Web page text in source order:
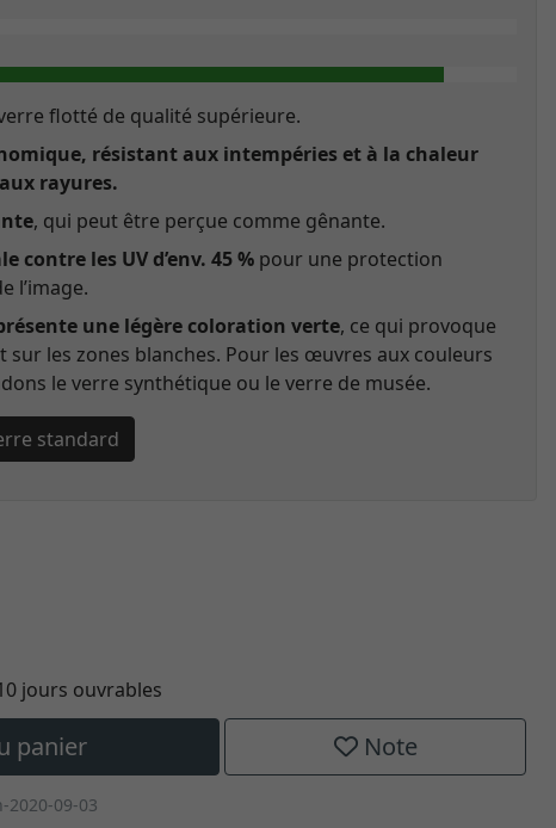
flotté de qualité supérieure.
résistant aux intempéries et à la chaleur
rayures.
, qui peut être perçue comme gênante.
contre les UV d’env. 45 % pour une protection
l’image.
une légère coloration verte, ce qui provoque
les zones blanches. Pour les œuvres aux couleurs
le verre synthétique ou le verre de musée.
standard
jours ouvrables
panier Note
09-03